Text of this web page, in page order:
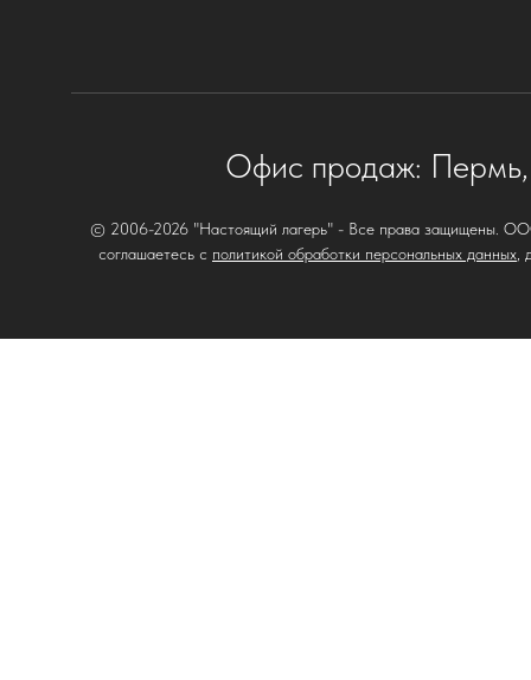
Офис продаж:
© 2006-2026 "Настоящий лагерь" - Все права защищены.
соглашаетесь с политикой обработки персональных данных